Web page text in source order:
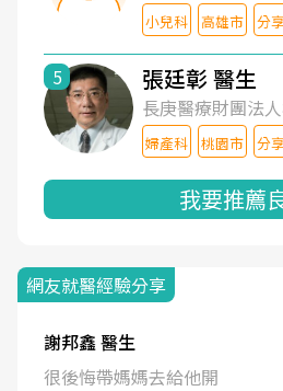
小兒科 高雄市 分
5 張廷彰 醫生
長庚醫療財團法
婦產科 桃園市 分
我要推薦
網友就醫經驗分享
謝邦鑫 醫生
很後悔帶媽媽去給他開